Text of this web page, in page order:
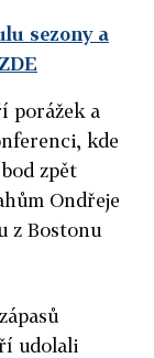
sezony a
porážek a
kde
zpět
Ondřeje
z Bostonu
udolali